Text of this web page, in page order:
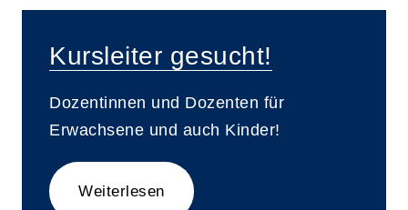
Kursleiter gesucht!
Dozentinnen und Dozenten für
Erwachsene und auch Kinder!
Weiterlesen